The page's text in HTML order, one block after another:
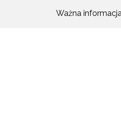
Ważna